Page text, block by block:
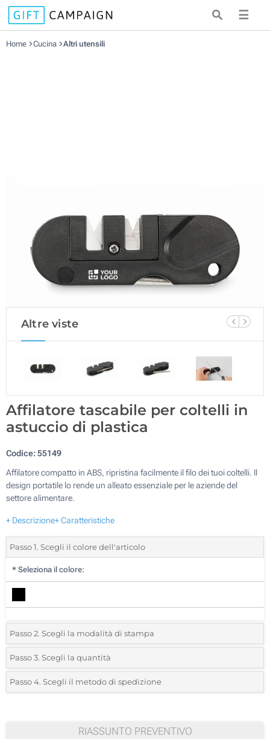
☰
Home Cucina Altri utensili
Altre viste
Affilatore tascabile per coltelli in
astuccio di plastica
Codice:55149
Affilatore compatto in ABS, ripristina facilmente il filo dei tuoi coltelli. Il
design portatile lo rende un alleato essenziale per le aziende del
settore alimentare.
+ Descrizione+ Caratteristiche
Passo 1. Scegli il colore dell'articolo
* Seleziona il colore:
Passo 2. Scegli la modalità di stampa
*Seleziona la posizione di stampa e il colore del vostro logo:
1 Colore (Su un lato)
Passo 3. Scegli la quantità
*Quantità desiderata:
Passo 4. Scegli il metodo di spedizione
RIASSUNTO PREVENTIVO